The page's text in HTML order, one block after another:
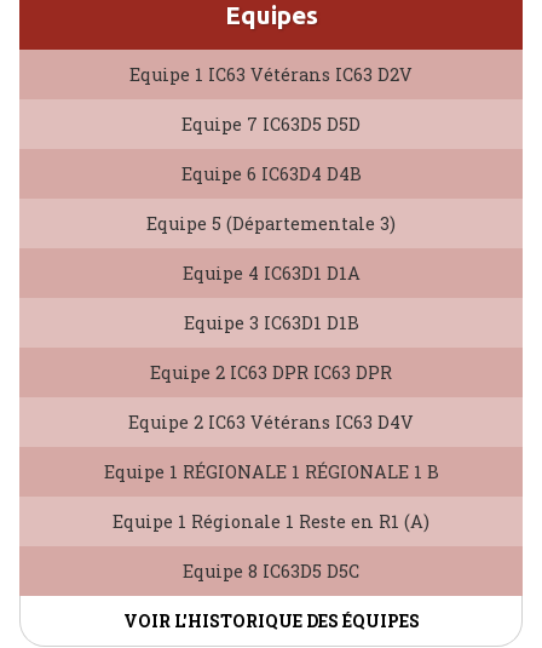
Equipes
Equipe 1 IC63 Vétérans IC63 D2V
Equipe 7 IC63D5 D5D
Equipe 6 IC63D4 D4B
Equipe 5 (Départementale 3)
Equipe 4 IC63D1 D1A
Equipe 3 IC63D1 D1B
Equipe 2 IC63 DPR IC63 DPR
Equipe 2 IC63 Vétérans IC63 D4V
Equipe 1 RÉGIONALE 1 RÉGIONALE 1 B
Equipe 1 Régionale 1 Reste en R1 (A)
Equipe 8 IC63D5 D5C
VOIR L'HISTORIQUE DES ÉQUIPES